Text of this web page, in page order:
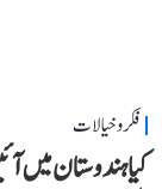
فکر و خیالات
کیا ہندوستان میں